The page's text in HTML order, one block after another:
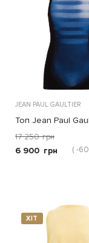
JEAN PAUL GAULTIER
Топ Jean Paul
чорно-синій
17 250 грн
6 900 грн ( -
ХІТ